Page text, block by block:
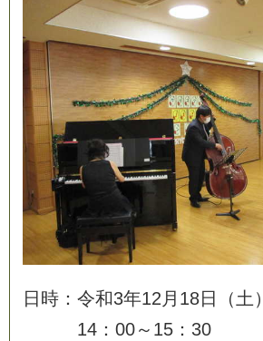
日 時 ： 令和3年12 月 18日 （ 土 ）
14 ： 00～ 15 ： 30